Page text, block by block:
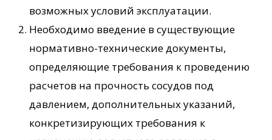
возможных условий эксплуатации.
Необходимо введение в существующие
нормативно-технические документы,
определяющие требования к проведению
расчетов на прочность сосудов под
давлением, дополнительных указаний,
конкретизирующих требования к